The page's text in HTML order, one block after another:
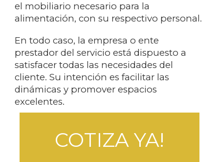
el mobiliario necesario para la
alimentación, con su respectivo personal.
En todo caso, la empresa o ente
prestador del servicio está dispuesto a
satisfacer todas las necesidades del
cliente. Su intención es facilitar las
dinámicas y promover espacios
excelentes.
COTIZA YA!